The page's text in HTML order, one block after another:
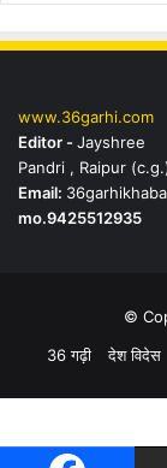
www.36garhi.com
Editor -Jayshree
Pandri , Raipur
Email:
mo.9425512935
©
36 गढ़ी
देश विदेस